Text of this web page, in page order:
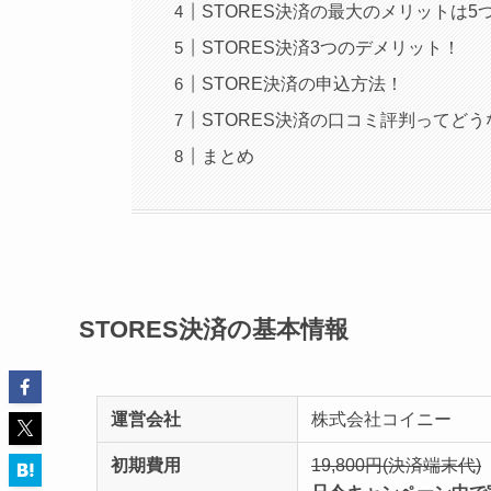
STORES決済の最大のメリットは5
STORES決済3つのデメリット！
STORE決済の申込方法！
STORES決済の口コミ評判ってどう
まとめ
STORES決済の基本情報
運営会社 株式会社コイニー
初期費用
19,800円(決済端末代)